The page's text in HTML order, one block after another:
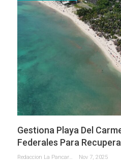
Gestiona Playa Del
Federales Para
Redaccion La Pancarta De Quintana Roo Nov 7, 2025